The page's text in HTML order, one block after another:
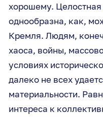
хорошему. Целостная
однообразна, как,
Кремля. Людям,
хаоса, войны,
условиях
далеко не всех
материальности.
интереса к